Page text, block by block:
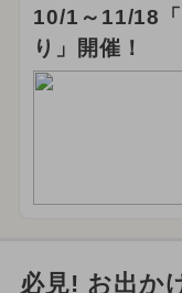
10/1～11/18
り」開催！
必見! お出か